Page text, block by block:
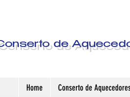
de
Home Conserto de